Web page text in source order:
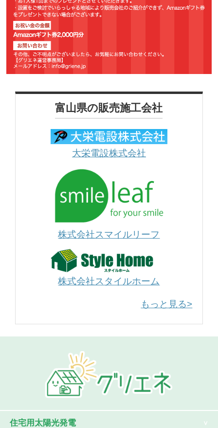
富山県の販売施工会社
大栄電設株式会社
株式会社スマイルリーフ
株式会社スタイルホーム
もっと見る>
住宅用太陽光発電